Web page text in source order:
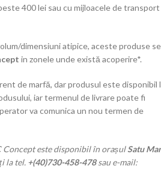
400 lei sau cu mijloacele de transport
dimensiuni atipice, aceste produse se
in zonele unde există acoperire*.
de marfă, dar produsul este disponibil
iar termenul de livrare poate fi
va comunica un nou termen de
este disponibil în orașulSatu
la tel. +(40)730-458-478sau e-mail: